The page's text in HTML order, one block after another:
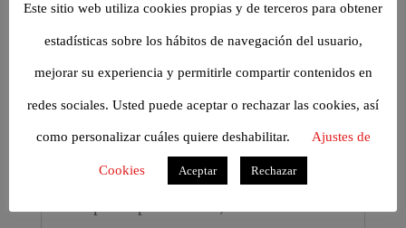
alta intensidad, muy bien formado y
definido. Primero aparece fruta
negra, hinojo y regaliz, luego
recuerdos de mantecado y madera
quemada. Se hace grande en boca.
Fresco y muy frutal. Se mueve
Este sitio web utiliza cookies propias y de terceros para obtener
estadísticas sobre los hábitos de navegación del usuario,
mejorar su experiencia y permitirle compartir contenidos en
redes sociales. Usted puede aceptar o rechazar las cookies, así
como personalizar cuáles quiere deshabilitar. Ajustes de
Cookies Aceptar Rechazar